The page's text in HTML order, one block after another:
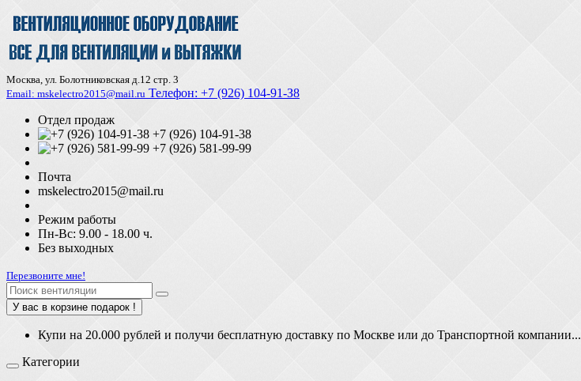
Москва, ул. Болотниковская д.12 стр. 3
Email: mskelectro2015@mail.ru Телефон: +7 (926) 104-91-З8
Отдел продаж
+7 (926) 104-91-38
+7 (926) 581-99-99
Почта
mskelectro2015@mail.ru
Режим работы
Пн-Вс: 9.00 - 18.00 ч.
Без выходных
Перезвоните мне!
У вас в корзине подарок !
Купи на 20.000 рублей и получи бесплатную доставку по Москве или до Транспортной компании...
Категории